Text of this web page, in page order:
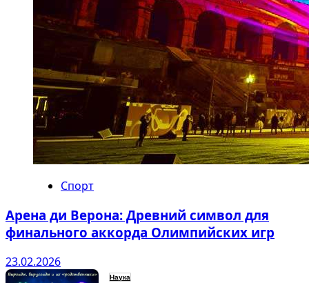
Спорт
Арена ди Верона: Древний символ для
финального аккорда Олимпийских игр
23.02.2026
Наука